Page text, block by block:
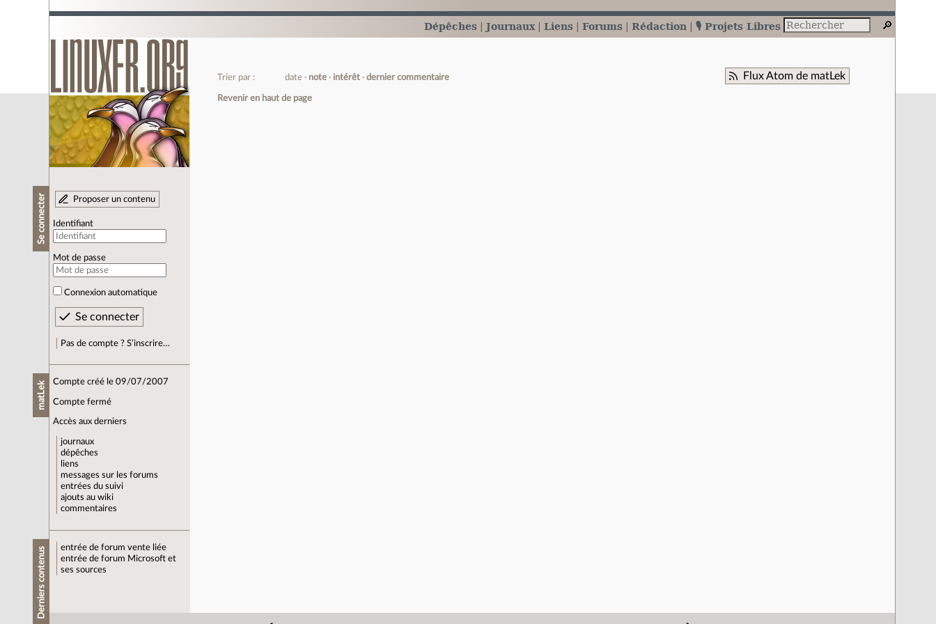
Dépêches Journaux Liens Forums Rédaction 🎙️ Projets Libres
Se connecter Proposer un contenu
Identifiant
Mot de passe
Connexion automatique
Pas de compte ? S’inscrire…
matLek Compte créé le 09/07/2007
Compte fermé
Accès aux derniers
journaux
dépêches
liens
messages sur les forums
entrées du suivi
ajouts au wiki
commentaires
Derniers contenus entrée de forum vente liée
entrée de forum Microsoft et
ses sources
Flux Atom de matLek
Trier par : date note intérêt dernier commentaire
Revenir en haut de page